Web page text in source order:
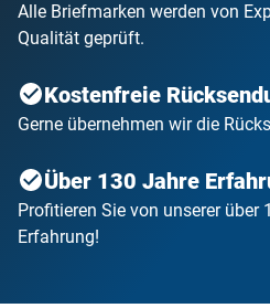
Alle Briefmarken werden von
Qualität geprüft.
Kostenfreie
Gerne übernehmen wir die
Über 130 Jahre
Profitieren Sie von unserer über
Erfahrung!